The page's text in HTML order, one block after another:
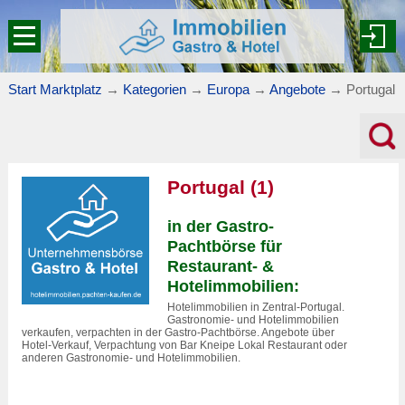
Start Marktplatz → Kategorien → Europa → Angebote → Portugal
Portugal (1)
in der Gastro-
Pachtbörse für
Restaurant- &
Hotelimmobilien:
Hotelimmobilien in Zentral-Portugal.
Gastronomie- und Hotelimmobilien
verkaufen, verpachten in der Gastro-Pachtbörse. Angebote über
Hotel-Verkauf, Verpachtung von Bar Kneipe Lokal Restaurant oder
anderen Gastronomie- und Hotelimmobilien.